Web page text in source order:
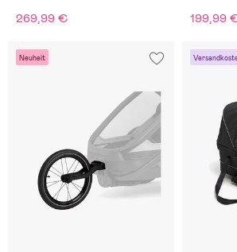
269,99 € 199,99
Neuheit